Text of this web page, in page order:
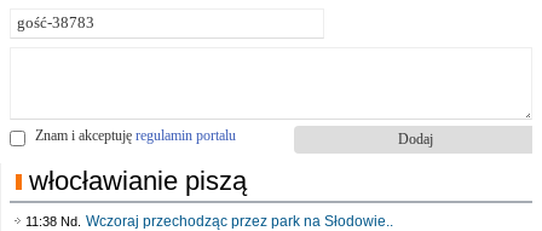
Znam i akceptuję regulamin portalu
włocławianie piszą
11:38 Nd. Wczoraj przechodząc przez park na Słodowie..